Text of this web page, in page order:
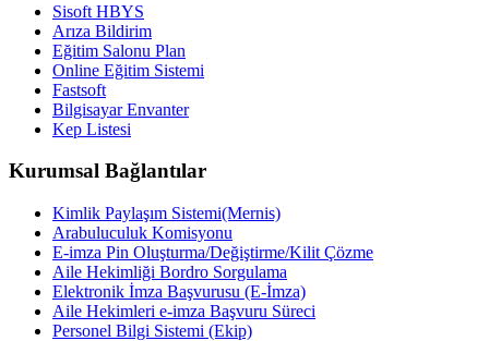
Sisoft HBYS
Arıza Bildirim
Eğitim Salonu Plan
Online Eğitim Sistemi
Fastsoft
Bilgisayar Envanter
Kep Listesi
Kurumsal Bağlantılar
Kimlik Paylaşım Sistemi(Mernis)
Arabuluculuk Komisyonu
E-imza Pin Oluşturma/Değiştirme/Kilit Çözme
Aile Hekimliği Bordro Sorgulama
Elektronik İmza Başvurusu (E-İmza)
Aile Hekimleri e-imza Başvuru Süreci
Personel Bilgi Sistemi (Ekip)